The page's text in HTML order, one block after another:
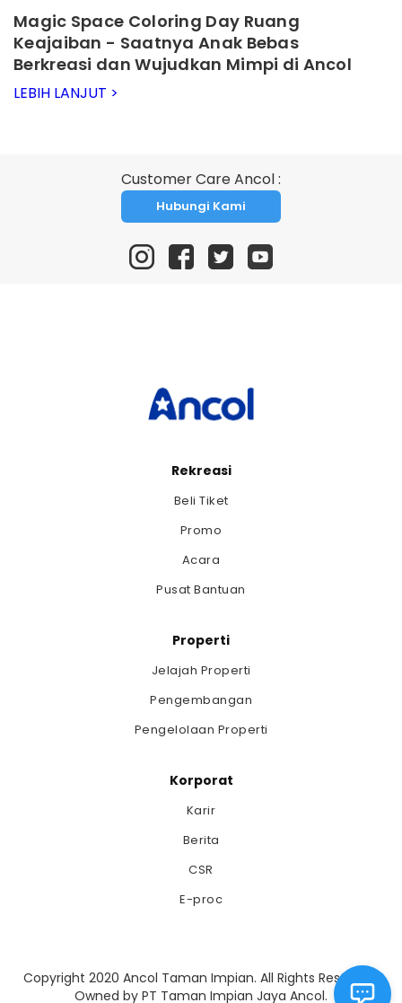
Magic Space Coloring Day Ruang
Keajaiban - Saatnya Anak Bebas
Berkreasi dan Wujudkan Mimpi di Ancol
LEBIH LANJUT >
Customer Care Ancol :
Hubungi Kami
Rekreasi
Beli Tiket
Promo
Acara
Pusat Bantuan
Properti
Jelajah Properti
Pengembangan
Pengelolaan Properti
Korporat
Karir
Berita
CSR
E-proc
Copyright 2020 Ancol Taman Impian. All Rights Reserved.
Owned by PT Taman Impian Jaya Ancol.